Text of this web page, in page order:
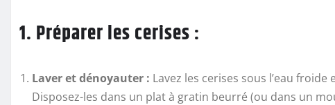
1. Préparer les cerises :
Laver et dénoyauter : Lavez les cerises sous l’eau
Disposez-les dans un plat à gratin beurré (ou dans un